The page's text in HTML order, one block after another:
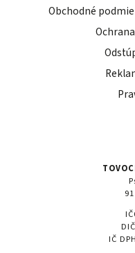
Obchodné
IČ